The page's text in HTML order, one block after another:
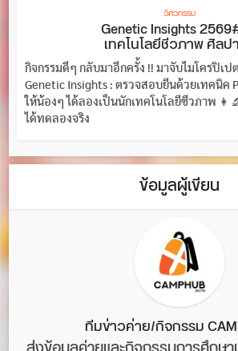
วิศวกรรม
Genetic Insights
เทคโนโลยีชีวภาพ ศิลป
กิจกรรมดีๆ กลับมาอีกครั้ง !! มาจับไมโครปิเป
Genetic Insights : ตรวจสอบยีนด้วยเทคนิค
ให้น้องๆ ได้ลองเป็นนักเทคโนโลยีชีวภาพ
ได้ทดลองจริง
ข้อมูลผู้เขียน
ทีมข่าวค่าย/กิจกรรม